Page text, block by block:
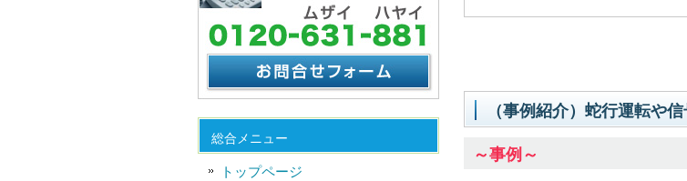
（事例紹介）蛇行運転や
～事例～
総合メニュー
トップページ